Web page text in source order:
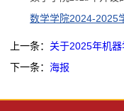
数学学院2024-2025
上一条： 关于2025年机
下一条：海报